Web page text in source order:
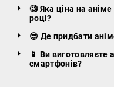
🧐 Яка ціна на
році?
😎 Де придбати
📱 Ви виготовляєте
смартфонів?